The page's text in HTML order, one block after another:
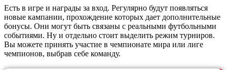
Есть в игре и награды за вход. Регулярно будут появляться
новые кампании, прохождение которых дает дополнительные
бонусы. Они могут быть связаны с реальными футбольными
событиями. Ну и отдельно стоит выделить режим турниров.
Вы можете принять участие в чемпионате мира или лиге
чемпионов, выбрав себе команду.